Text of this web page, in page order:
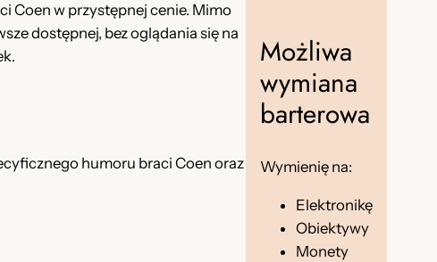
Coen w przystępnej cenie. Mimo
dostępnej, bez oglądania się na
humoru braci Coen oraz
Możliwa
wymiana
barterowa
Wymienię na:
Elektronikę
Obiektywy
Monety